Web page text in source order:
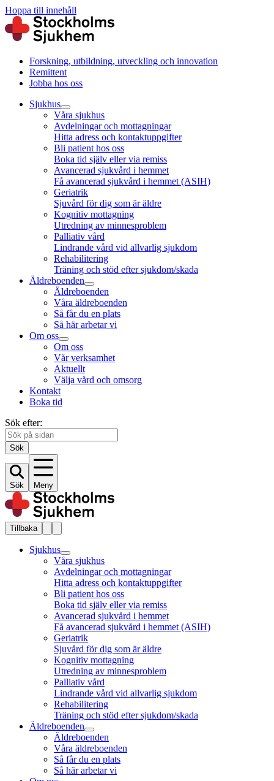
Hoppa till innehåll
Forskning, utbildning, utveckling och innovation
Remittent
Jobba hos oss
Sjukhus
Våra sjukhus
Avdelningar och mottagningar
Hitta adress och kontaktuppgifter
Bli patient hos oss
Boka tid själv eller via remiss
Avancerad sjukvård i hemmet
Få avancerad sjukvård i hemmet (ASIH)
Geriatrik
Sjuvård för dig som är äldre
Kognitiv mottagning
Utredning av minnesproblem
Palliativ vård
Lindrande vård vid allvarlig sjukdom
Rehabilitering
Träning och stöd efter sjukdom/skada
Äldreboenden
Äldreboenden
Våra äldreboenden
Så får du en plats
Så här arbetar vi
Om oss
Om oss
Vår verksamhet
Aktuellt
Välja vård och omsorg
Kontakt
Boka tid
Sök efter:
Sök
Sök Meny
Tillbaka
Sjukhus
Våra sjukhus
Avdelningar och mottagningar
Hitta adress och kontaktuppgifter
Bli patient hos oss
Boka tid själv eller via remiss
Avancerad sjukvård i hemmet
Få avancerad sjukvård i hemmet (ASIH)
Geriatrik
Sjuvård för dig som är äldre
Kognitiv mottagning
Utredning av minnesproblem
Palliativ vård
Lindrande vård vid allvarlig sjukdom
Rehabilitering
Träning och stöd efter sjukdom/skada
Äldreboenden
Äldreboenden
Våra äldreboenden
Så får du en plats
Så här arbetar vi